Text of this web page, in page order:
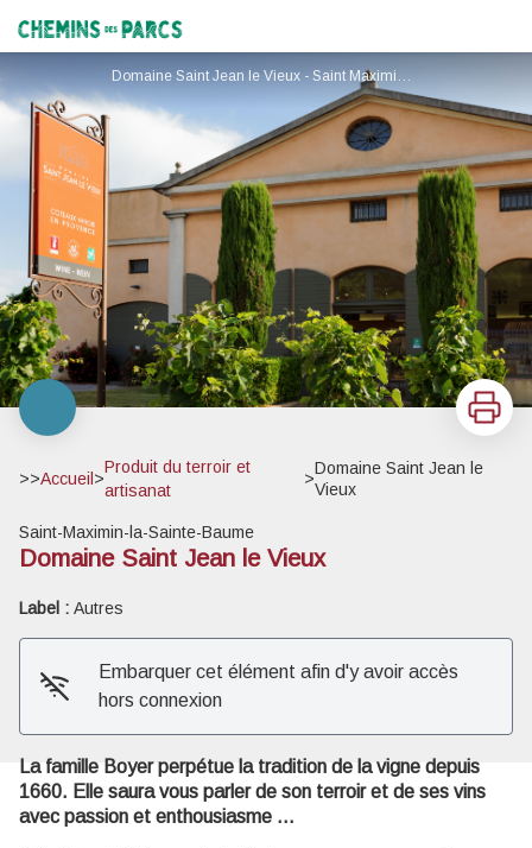
Chemins des Parcs
Domaine Saint Jean le Vieux - Saint Maximin la Sainte Baume - Domaine Saint Jean le Vieux - Saint Maximin la Sainte Baume
Imprimer
>>Accueil >
Produit du terroir et
artisanat
>
Domaine Saint Jean le
Vieux
Saint-Maximin-la-Sainte-Baume
Domaine Saint Jean le Vieux
Label : Autres
Embarquer cet élément afin d'y avoir accès
hors connexion
La famille Boyer perpétue la tradition de la vigne depuis
1660. Elle saura vous parler de son terroir et de ses vins
avec passion et enthousiasme ...